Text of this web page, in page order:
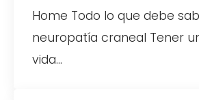
Home Todo lo que debe
neuropatía craneal Tener
vida…